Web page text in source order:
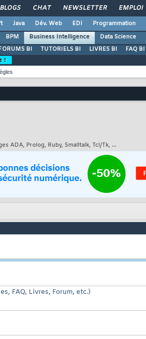
BLOGS CHAT NEWSLETTER EMPLOI
Java Dév. Web EDI Programmation
BPM Business Intelligence Data Science
BI TUTORIELS BI LIVRES BI FAQ BI
!
ADA, Prolog, Ruby, Smalltalk, Tcl/Tk, ...
FAQ, Livres, Forum, etc.)